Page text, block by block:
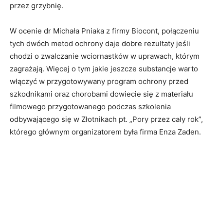
przez grzybnię.
W ocenie dr Michała Pniaka z firmy Biocont, połączeniu
tych dwóch metod ochrony daje dobre rezultaty jeśli
chodzi o zwalczanie wciornastków w uprawach, którym
zagrażają. Więcej o tym jakie jeszcze substancje warto
włączyć w przygotowywany program ochrony przed
szkodnikami oraz chorobami dowiecie się z materiału
filmowego przygotowanego podczas szkolenia
odbywającego się w Złotnikach pt. „Pory przez cały rok”,
którego głównym organizatorem była firma Enza Zaden.